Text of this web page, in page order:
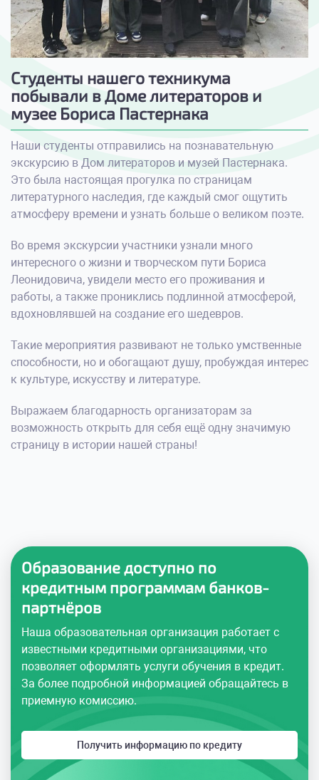
Студенты нашего техникума
побывали в Доме литераторов и
музее Бориса Пастернака
Наши студенты отправились на познавательную
экскурсию в Дом литераторов и музей Пастернака.
Это была настоящая прогулка по страницам
литературного наследия, где каждый смог ощутить
атмосферу времени и узнать больше о великом поэте.
Во время экскурсии участники узнали много
интересного о жизни и творческом пути Бориса
Леонидовича, увидели место его проживания и
работы, а также прониклись подлинной атмосферой,
вдохновлявшей на создание его шедевров.
Такие мероприятия развивают не только умственные
способности, но и обогащают душу, пробуждая интерес
к культуре, искусству и литературе.
Выражаем благодарность организаторам за
возможность открыть для себя ещё одну значимую
страницу в истории нашей страны!
Образование доступно по
кредитным программам банков-
партнёров
Наша образовательная организация работает с
известными кредитными организациями, что
позволяет оформлять услуги обучения в кредит.
За более подробной информацией обращайтесь в
приемную комиссию.
Получить информацию по кредиту